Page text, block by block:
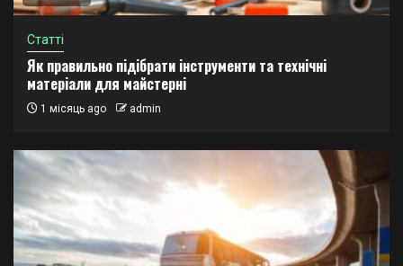
Статті
Як правильно підібрати інструменти та технічні
матеріали для майстерні
1 місяць ago admin